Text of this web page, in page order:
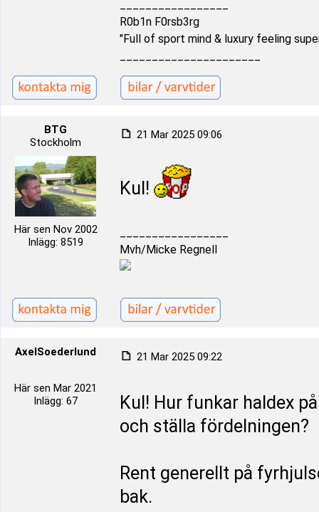
R0b1n F0rsb3rg
"Full of sport mind & luxury feeling
BTG
Stockholm
Här sen Nov 2002
Inlägg: 8519
21 Mar 2025 09:06
Kul!
Mvh/Micke Regnell
AxelSoederlund
Här sen Mar 2021
Inlägg: 67
21 Mar 2025 09:22
Kul! Hur funkar haldex
och ställa fördelningen?
Rent generellt på
bak.